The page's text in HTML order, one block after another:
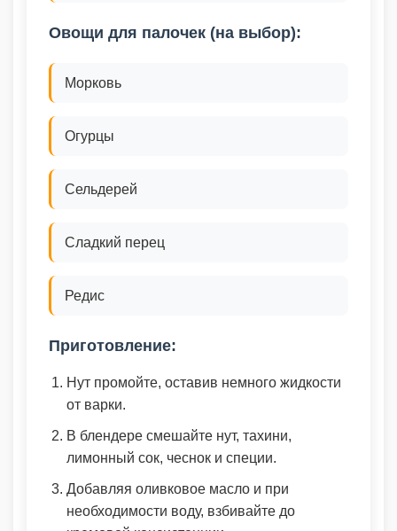
Овощи для палочек (на выбор):
Морковь
Огурцы
Сельдерей
Сладкий перец
Редис
Приготовление:
Нут промойте, оставив немного жидкости
от варки.
В блендере смешайте нут, тахини,
лимонный сок, чеснок и специи.
Добавляя оливковое масло и при
необходимости воду, взбивайте до